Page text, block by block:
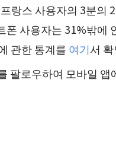
랑스 사용자의 3분의
폰 사용자는 31%밖에
관한 통계를 여기서
팔로우하여 모바일 앱